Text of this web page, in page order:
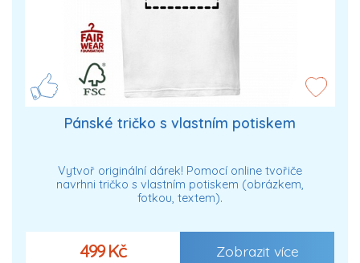
Pánské tričko s vlastním potiskem
Vytvoř originální dárek! Pomocí online tvořiče
navrhni tričko s vlastním potiskem (obrázkem,
fotkou, textem).
499 Kč Zobrazit více